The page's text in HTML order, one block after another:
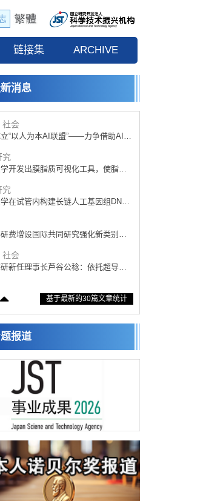
链接集 ARCHIVE
消息
费增设国际共同研究强化新类别，
研究人员赴海外开展研究
子计算机
究
亿年仅误差1秒的光晶格钟，构建
打造为下一代社会基础设施
社会
立“以人为本AI联盟”——力争借助AI拓
究
开发出膜脂质可视化工具，使脂质
究
在试管内构建长链人工基因组DNA
研费增设国际共同研究强化新类别，
社会
新任理事长芦谷公稔：依托超导和
学通过叶绿体基因组编辑技术强化碳
科大学等成功鉴定出非结核分枝杆菌
必需基因，首次揭示该基因的必要性
社会
下篇】如何应对AI的不可控性——中
平野晋教授专访
术会议：为保持土壤健康应采取哪些
探讨土壤保护与强化的具体对策
开发基于水氢键网络的温度预测新
从分子排列信息中高精度解读
会
篇】如何对“将人生交给AI”保持危机
央大学平野晋教授专访
究
大学阐明脑内“游击手”小胶质细胞包
基于最新的30篇文章统计
报道